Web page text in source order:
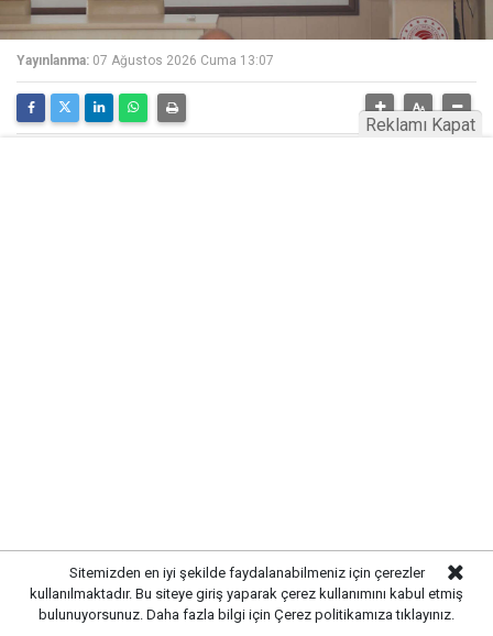
Yayınlanma: 07 Ağustos 2026 Cuma 13:07
Sitemizden en iyi şekilde faydalanabilmeniz için çerezler
kullanılmaktadır. Bu siteye giriş yaparak çerez kullanımını kabul etmiş
bulunuyorsunuz. Daha fazla bilgi için Çerez politikamıza tıklayınız.
Reklamı Kapat